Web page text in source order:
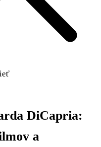
DiCapria:
a